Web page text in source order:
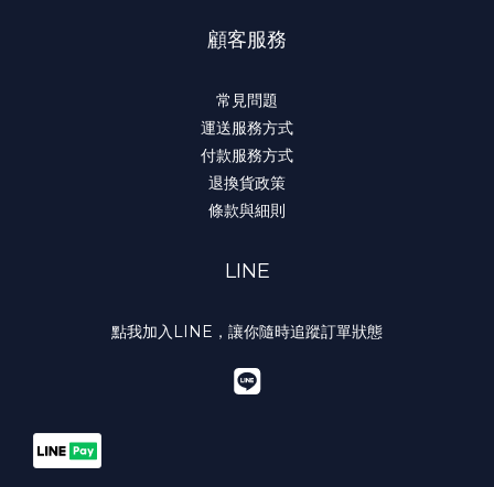
顧客服務
常見問題
運送服務方式
付款服務方式
退換貨政策
條款與細則
LINE
點我加入LINE，讓你隨時追蹤訂單狀態